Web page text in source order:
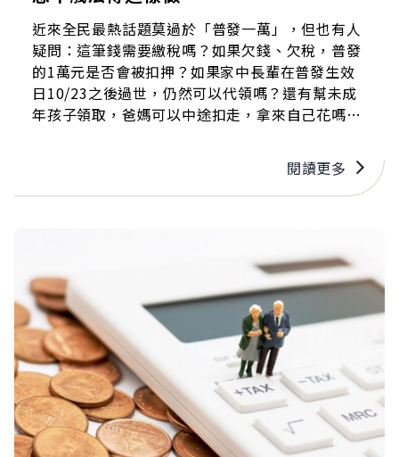
近來全民最熱話題莫過於「普發一萬」，但也有人
疑問：這筆錢需要繳稅嗎？如果欠錢、欠稅，普發
的1萬元是否會被扣押？如果家中長輩在普發生效
日10/23之後過世，仍然可以代領嗎？還有幫未成
年孩子領取，爸媽可以中途扣走，拿來自己花嗎？
閱讀更多